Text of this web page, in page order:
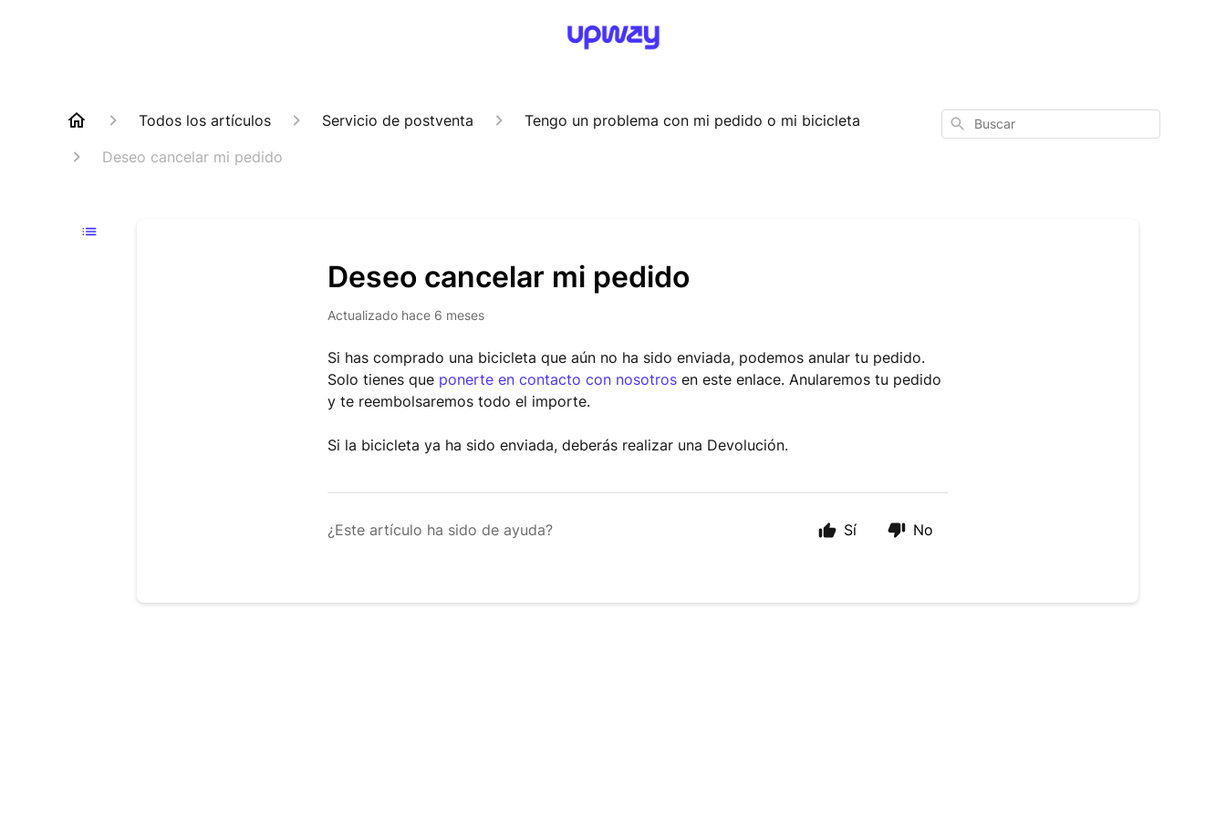
Todos los artículos Servicio de postventa
Tengo un problema con mi pedido o mi bicicleta
Deseo cancelar mi pedido
Buscar
Deseo cancelar mi pedido
Actualizado hace 6 meses
Si has comprado una bicicleta que aún no ha sido enviada, podemos anular tu pedido.
Solo tienes que ponerte en contacto con nosotros en este enlace. Anularemos tu pedido
y te reembolsaremos todo el importe.
Si la bicicleta ya ha sido enviada, deberás realizar una Devolución.
¿Este artículo ha sido de ayuda? Sí No